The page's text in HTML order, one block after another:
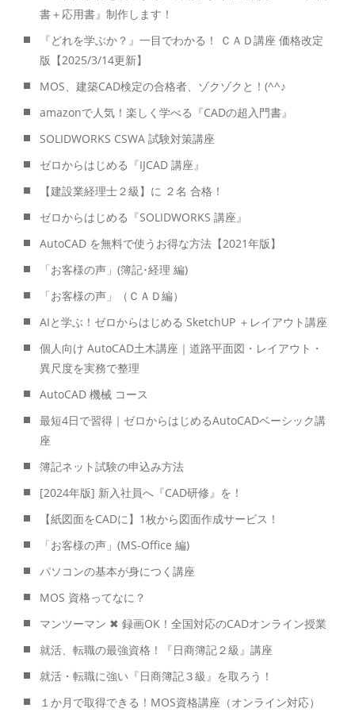
書＋応用書』制作します！
『どれを学ぶか？』一目でわかる！ ＣＡＤ講座 価格改定
版【2025/3/14更新】
MOS、建築CAD検定の合格者、ゾクゾクと！(^^♪
amazonで人気！楽しく学べる『CADの超入門書』
SOLIDWORKS CSWA 試験対策講座
ゼロからはじめる『IJCAD 講座』
【建設業経理士２級】に ２名 合格！
ゼロからはじめる『SOLIDWORKS 講座』
AutoCAD を無料で使うお得な方法【2021年版】
「お客様の声」(簿記･経理 編)
「お客様の声」（ＣＡＤ編）
AIと学ぶ！ゼロからはじめる SketchUP ＋レイアウト講座
個人向け AutoCAD土木講座｜道路平面図・レイアウト・
異尺度を実務で整理
AutoCAD 機械 コース
最短4日で習得｜ゼロからはじめるAutoCADベーシック講
座
簿記ネット試験の申込み方法
[2024年版] 新入社員へ『CAD研修』を！
【紙図面をCADに】1枚から図面作成サービス！
「お客様の声」(MS-Office 編)
パソコンの基本が身につく講座
MOS 資格ってなに？
マンツーマン ✖ 録画OK！全国対応のCADオンライン授業
就活、転職の最強資格！『日商簿記２級』講座
就活・転職に強い『日商簿記３級』を取ろう！
１か月で取得できる！MOS資格講座（オンライン対応）